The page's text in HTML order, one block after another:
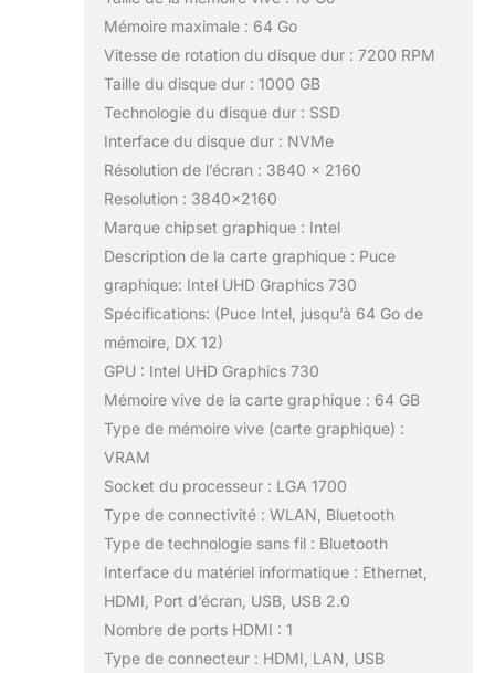
Mémoire maximale : 64 Go
Vitesse de rotation du disque dur : 7200 RPM
Taille du disque dur : 1000 GB
Technologie du disque dur : SSD
Interface du disque dur : NVMe
Résolution de l’écran : 3840 x 2160
Resolution : 3840×2160
Marque chipset graphique : Intel
Description de la carte graphique : Puce
graphique: Intel UHD Graphics 730
Spécifications: (Puce Intel, jusqu’à 64 Go de
mémoire, DX 12)
GPU : Intel UHD Graphics 730
Mémoire vive de la carte graphique : 64 GB
Type de mémoire vive (carte graphique) :
VRAM
Socket du processeur : LGA 1700
Type de connectivité : WLAN, Bluetooth
Type de technologie sans fil : Bluetooth
Interface du matériel informatique : Ethernet,
HDMI, Port d’écran, USB, USB 2.0
Nombre de ports HDMI : 1
Type de connecteur : HDMI, LAN, USB